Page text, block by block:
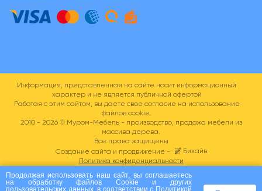
Информация, представленная на сайте носит информационный
характер и не является публичной офертой
Работая с этим сайтом, вы даете свое согласие на использование
файлов cookie.
2010 - 2026 ©Муром-Мебель - производство, продажа мебели из
массива дерева.
Все права защищены
Создание сайта и продвижение -
Бихайв
Политика конфиденциальности
Пользовательское соглашение
Продолжая использовать наш сайт, вы соглашаетесь
на обработку файлов Сookie и других
пользовательских данных, в соответствии с Политикой